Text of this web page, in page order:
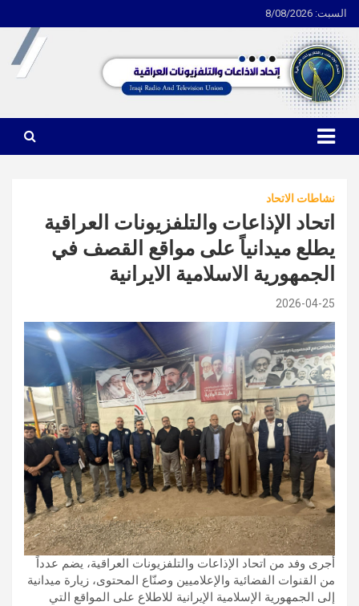
السبت: 8/08/2026
Skip
to
content
اتحاد الاذاعات والتلفزيونات العراقية
نشاطات الاتحاد
اتحاد الإذاعات والتلفزيونات العراقية
يطلع ميدانياً على مواقع القصف في
الجمهورية الاسلامية الايرانية
2026-04-25
أجرى وفد من اتحاد الإذاعات والتلفزيونات العراقية، يضم عدداً
من القنوات الفضائية والإعلاميين وصنّاع المحتوى، زيارة ميدانية
إلى الجمهورية الإسلامية الإيرانية للاطلاع على المواقع التي